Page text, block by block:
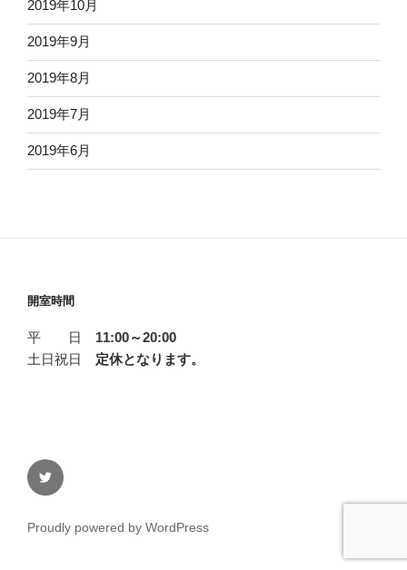
2019年10月
2019年9月
2019年8月
2019年7月
2019年6月
開室時間
平 日 11:00～20:00
土日祝日 定休となります。
twitter
Proudly powered by WordPress